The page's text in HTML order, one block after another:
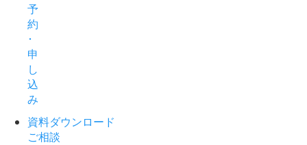
予
約
･
申
し
込
み
資料ダウンロード
ご相談